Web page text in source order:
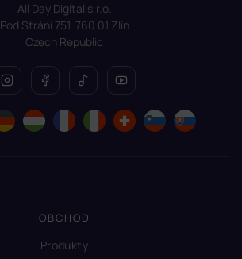
All Day Digital s.r.o.
Pod Strání 751, 760 01 Zlín
Czech Republic
OBCHOD
Produkty